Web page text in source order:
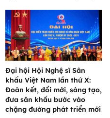
Đại hội Hội Nghệ sĩ Sân
khấu Việt Nam lần thứ X:
Đoàn kết, đổi mới, sáng tạo,
đưa sân khấu bước vào
chặng đường phát triển mới